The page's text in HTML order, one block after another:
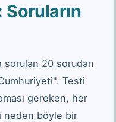
Soruların
sorulan 20 sorudan
Testi
gereken, her
neden böyle bir